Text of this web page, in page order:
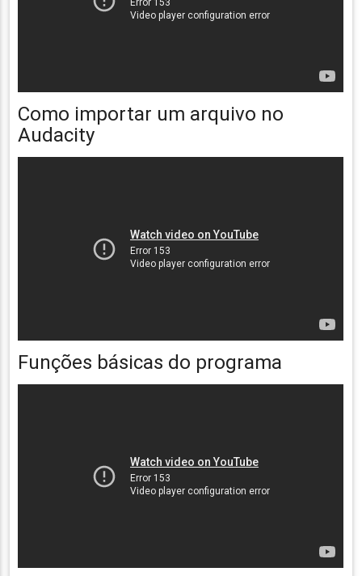
Como importar um arquivo no
Audacity
Funções básicas do programa